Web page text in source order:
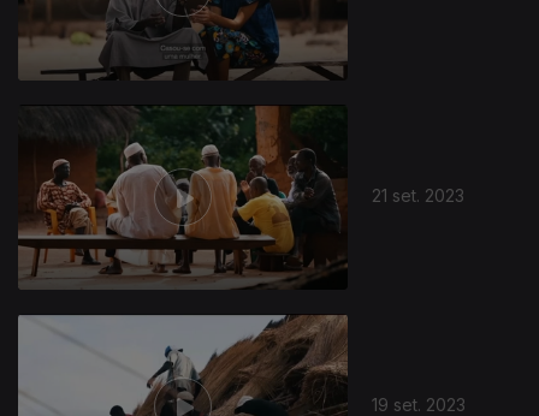
21 set. 2023
19 set. 2023